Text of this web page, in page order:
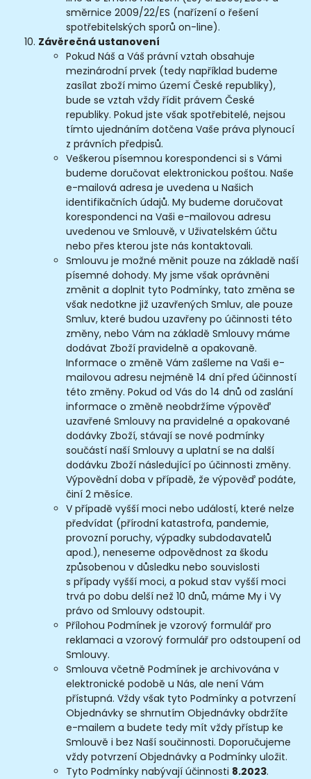
směrnice 2009/22/ES (nařízení o řešení
spotřebitelských sporů on-line).
Závěrečná ustanovení
Pokud Náš a Váš právní vztah obsahuje
mezinárodní prvek (tedy například budeme
zasílat zboží mimo území České republiky),
bude se vztah vždy řídit právem České
republiky. Pokud jste však spotřebitelé, nejsou
tímto ujednáním dotčena Vaše práva plynoucí
z právních předpisů.
Veškerou písemnou korespondenci si s Vámi
budeme doručovat elektronickou poštou. Naše
e-mailová adresa je uvedena u Našich
identifikačních údajů. My budeme doručovat
korespondenci na Vaši e-mailovou adresu
uvedenou ve Smlouvě, v Uživatelském účtu
nebo přes kterou jste nás kontaktovali.
Smlouvu je možné měnit pouze na základě naší
písemné dohody. My jsme však oprávněni
změnit a doplnit tyto Podmínky, tato změna se
však nedotkne již uzavřených Smluv, ale pouze
Smluv, které budou uzavřeny po účinnosti této
změny, nebo Vám na základě Smlouvy máme
dodávat Zboží pravidelně a opakovaně.
Informace o změně Vám zašleme na Vaši e-
mailovou adresu nejméně 14 dní před účinností
této změny. Pokud od Vás do 14 dnů od zaslání
informace o změně neobdržíme výpověď
uzavřené Smlouvy na pravidelné a opakované
dodávky Zboží, stávají se nové podmínky
součástí naší Smlouvy a uplatní se na další
dodávku Zboží následující po účinnosti změny.
Výpovědní doba v případě, že výpověď podáte,
činí 2 měsíce.
V případě vyšší moci nebo událostí, které nelze
předvídat (přírodní katastrofa, pandemie,
provozní poruchy, výpadky subdodavatelů
apod.), neneseme odpovědnost za škodu
způsobenou v důsledku nebo souvislosti
s případy vyšší moci, a pokud stav vyšší moci
trvá po dobu delší než 10 dnů, máme My i Vy
právo od Smlouvy odstoupit.
Přílohou Podmínek je vzorový formulář pro
reklamaci a vzorový formulář pro odstoupení od
Smlouvy.
Smlouva včetně Podmínek je archivována v
elektronické podobě u Nás, ale není Vám
přístupná. Vždy však tyto Podmínky a potvrzení
Objednávky se shrnutím Objednávky obdržíte
e-mailem a budete tedy mít vždy přístup ke
Smlouvě i bez Naší součinnosti. Doporučujeme
vždy potvrzení Objednávky a Podmínky uložit.
Tyto Podmínky nabývají účinnosti 8.2023.